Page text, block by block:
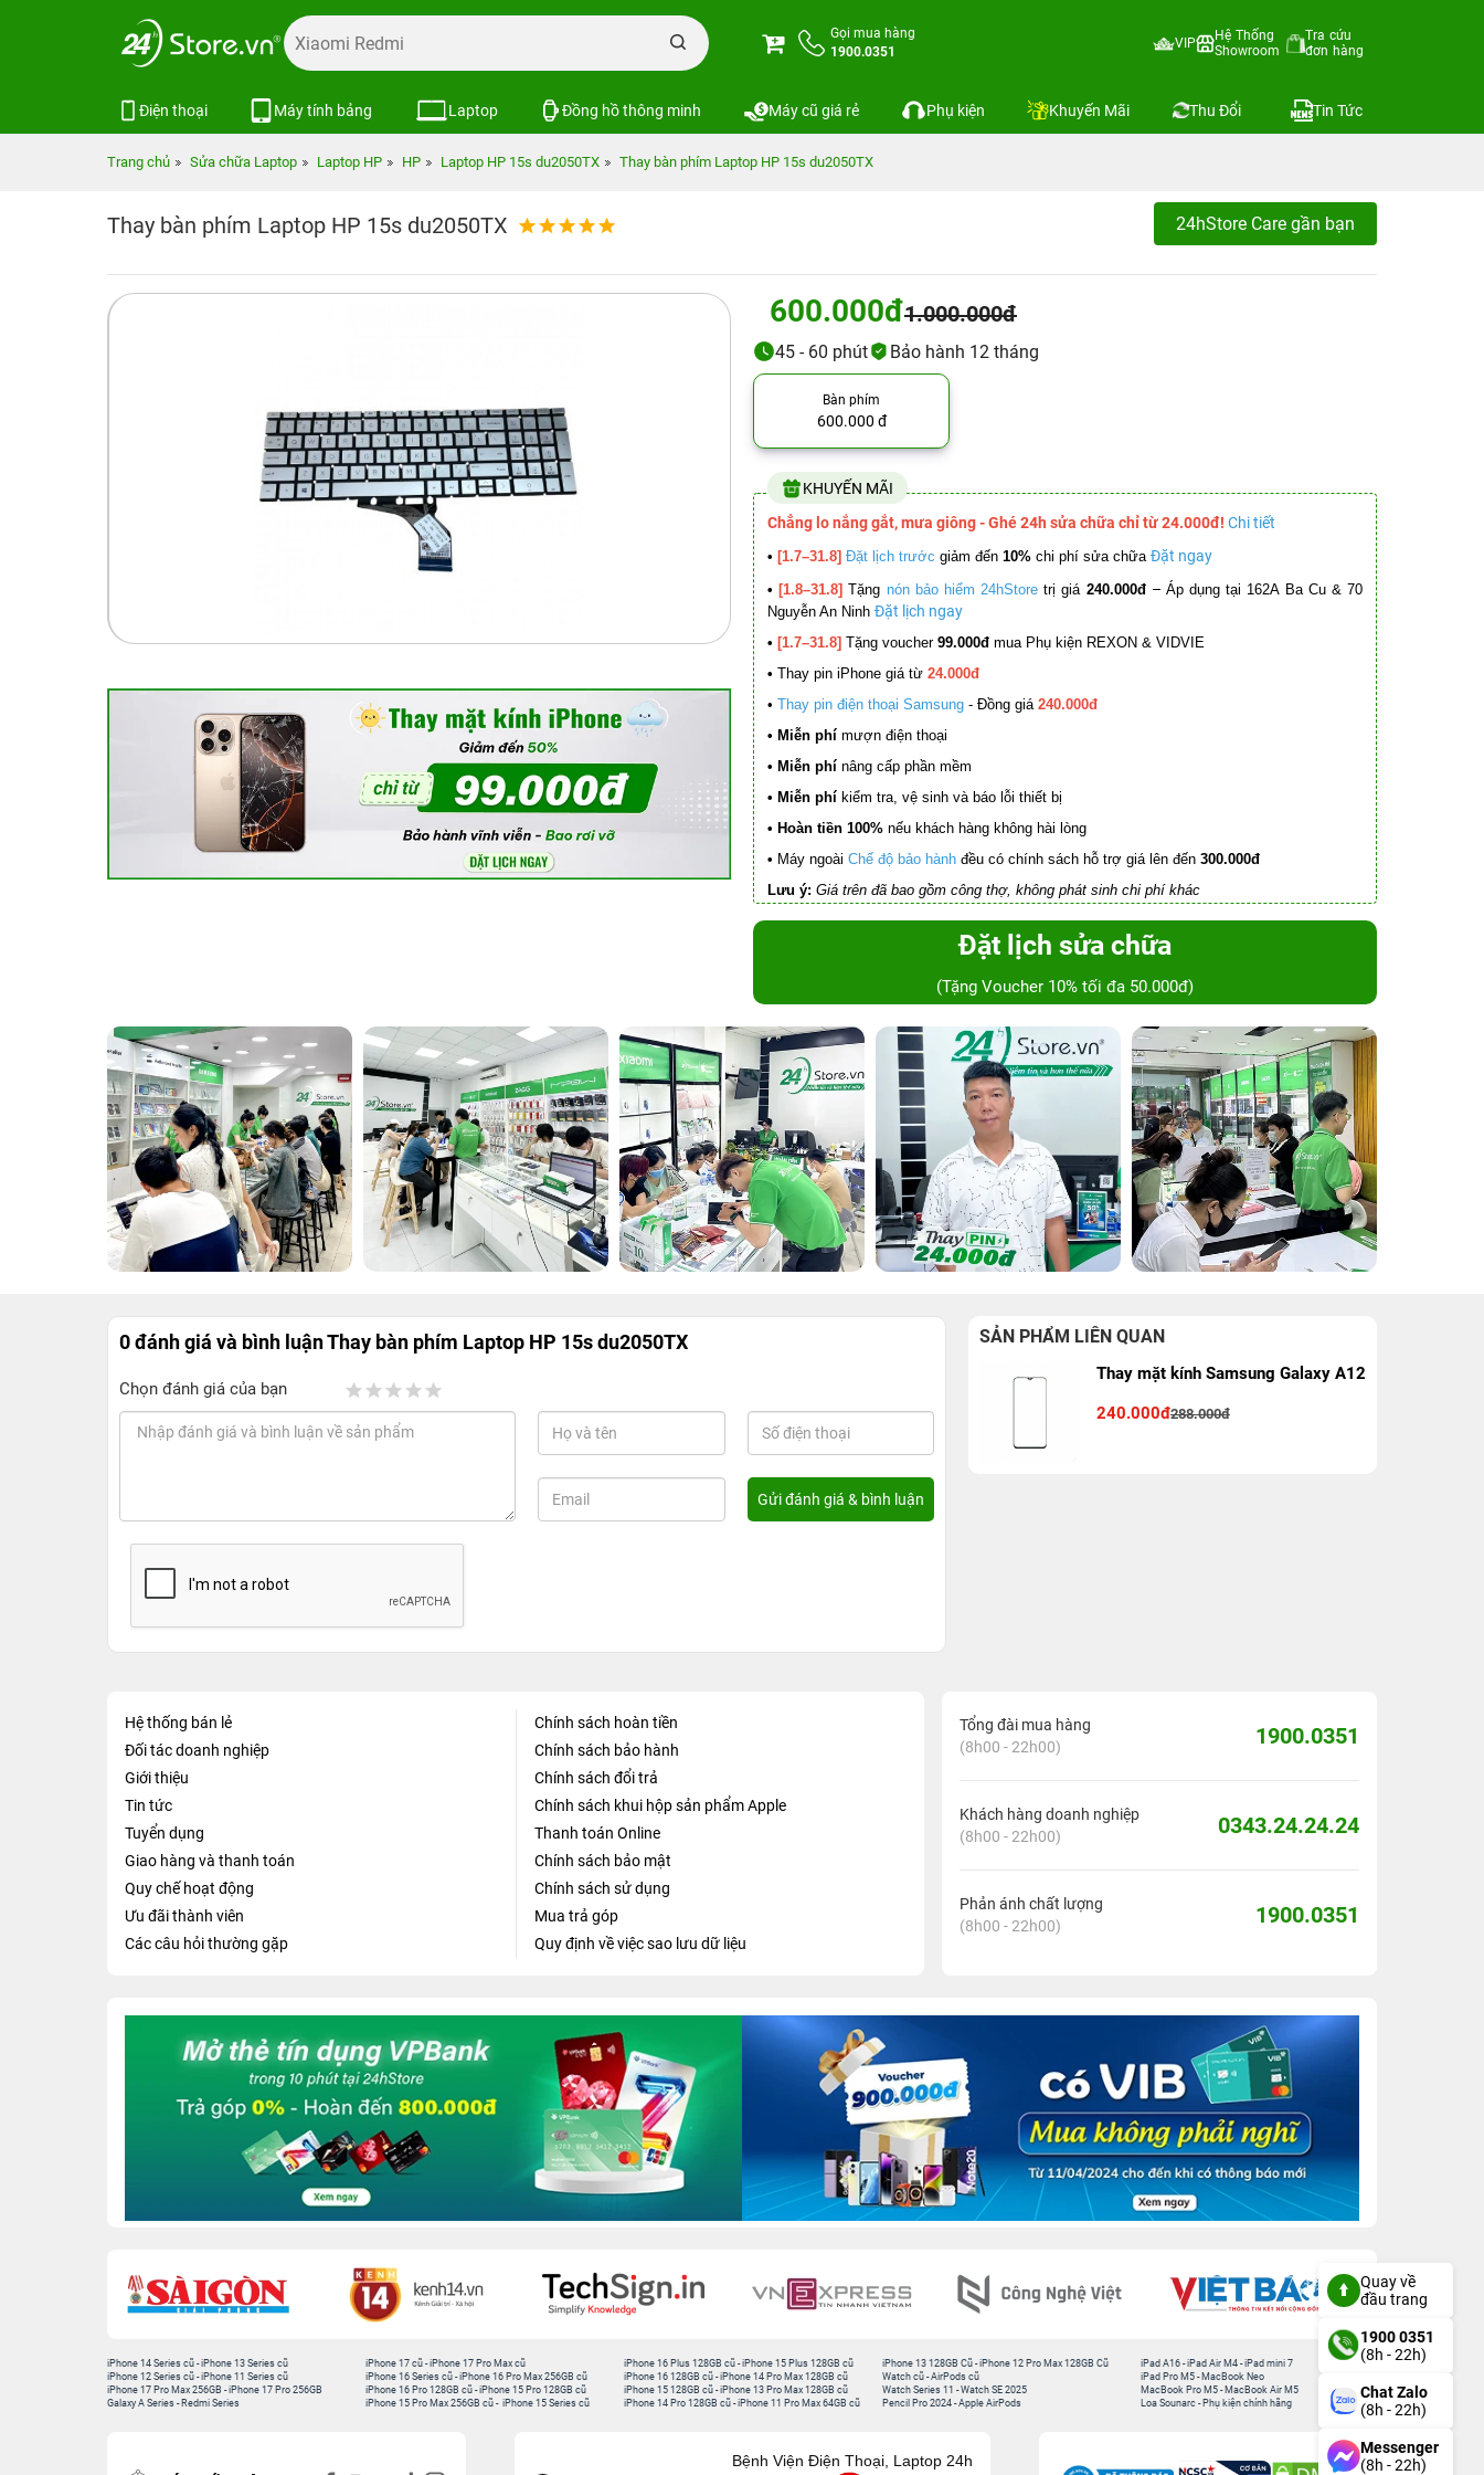
Gọi mua hàng
1900.0351
VIP
Hệ Thống
Showroom
Tra cứu
đơn hàng
Điện thoại Máy tính bảng Laptop Đồng hồ thông minh Máy cũ giá rẻ Phụ kiện Khuyến Mãi Thu Đổi Tin Tức
Trang chủ Sửa chữa Laptop Laptop HP HP Laptop HP 15s du2050TX Thay bàn phím Laptop HP 15s du2050TX
Thay bàn phím Laptop HP 15s du2050TX 24hStore Care gần bạn
600.000đ1.000.000đ
45 - 60 phút Bảo hành 12 tháng
Bàn phím
600.000 đ
KHUYẾN MÃI
Chẳng lo nắng gắt, mưa giông - Ghé 24h sửa chữa chỉ từ 24.000đ! Chi tiết
• [1.7–31.8] Đặt lịch trước giảm đến 10% chi phí sửa chữa Đặt ngay
• [1.8–31.8] Tặng nón bảo hiểm 24hStore trị giá 240.000đ – Áp dụng tại 162A Ba Cu & 70
Nguyễn An Ninh Đặt lịch ngay
• [1.7–31.8] Tặng voucher 99.000đ mua Phụ kiện REXON & VIDVIE
• Thay pin iPhone giá từ 24.000đ
• Thay pin điện thoại Samsung - Đồng giá 240.000đ
• Miễn phí mượn điện thoại
• Miễn phí nâng cấp phần mềm
• Miễn phí kiểm tra, vệ sinh và báo lỗi thiết bị
• Hoàn tiền 100% nếu khách hàng không hài lòng
• Máy ngoài Chế độ bảo hành đều có chính sách hỗ trợ giá lên đến 300.000đ
Lưu ý: Giá trên đã bao gồm công thợ, không phát sinh chi phí khác
Đặt lịch sửa chữa
(Tặng Voucher 10% tối đa 50.000đ)
0 đánh giá và bình luậnThay bàn phím Laptop HP 15s du2050TX
Chọn đánh giá của bạn
SẢN PHẨM LIÊN QUAN
Thay mặt kính Samsung Galaxy A12
240.000đ288.000đ
Hệ thống bán lẻ
Đối tác doanh nghiệp
Giới thiệu
Tin tức
Tuyển dụng
Giao hàng và thanh toán
Quy chế hoạt động
Ưu đãi thành viên
Các câu hỏi thường gặp
Chính sách hoàn tiền
Chính sách bảo hành
Chính sách đổi trả
Chính sách khui hộp sản phẩm Apple
Thanh toán Online
Chính sách bảo mật
Chính sách sử dụng
Mua trả góp
Quy định về việc sao lưu dữ liệu
Tổng đài mua hàng
(8h00 - 22h00)
1900.0351
Khách hàng doanh nghiệp
(8h00 - 22h00)
0343.24.24.24
Phản ánh chất lượng
(8h00 - 22h00)
1900.0351
iPhone 14 Series cũ -iPhone 13 Series cũ
iPhone 12 Series cũ -iPhone 11 Series cũ
iPhone 17 Pro Max 256GB -iPhone 17 Pro 256GB
Galaxy A Series - Redmi Series
iPhone 17 cũ -iPhone 17 Pro Max cũ
iPhone 16 Series cũ - iPhone 16 Pro Max 256GB cũ
iPhone 16 Pro 128GB cũ -iPhone 15 Pro 128GB cũ
iPhone 15 Pro Max 256GB cũ - iPhone 15 Series cũ
iPhone 16 Plus 128GB cũ -iPhone 15 Plus 128GB cũ
iPhone 16 128GB cũ -iPhone 14 Pro Max 128GB cũ
iPhone 15 128GB cũ -iPhone 13 Pro Max 128GB cũ
iPhone 14 Pro 128GB cũ -iPhone 11 Pro Max 64GB cũ
iPhone 13 128GB Cũ -iPhone 12 Pro Max 128GB Cũ
Watch cũ -AirPods cũ
Watch Series 11 -Watch SE 2025
Pencil Pro 2024 -Apple AirPods
iPad A16 -iPad Air M4 -iPad mini 7
iPad Pro M5 - MacBook Neo
MacBook Pro M5 - MacBook Air M5
Loa Sounarc - Phụ kiện chính hãng
Bệnh Viện Điện Thoại, Laptop 24h
Quay về
đầu trang
1900 0351
(8h - 22h)
Chat Zalo
(8h - 22h)
Messenger
(8h - 22h)